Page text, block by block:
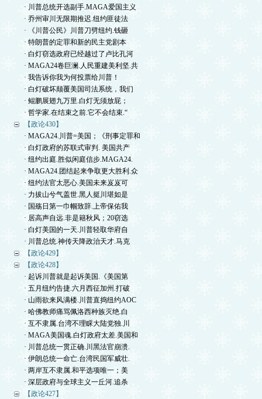
· 川普总统开选副手.MAGA爱国主义
· 乔州审川无限期推迟.纽约匪徒法
· 《川普公民》川普刀劈纽约.钱砸
· 特朗普的定罪和新的民主党剧本
· 白灯窃选政府已经越过了卢比孔河
· MAGA24卷巨澜.人民重建美利坚.共
· 我告诉你我为何投票给川普！
· 白灯破坏颠覆美国司法系统，我们
· 鲲鹏展翅九万里.白灯无须放屁；
· 哲学家.在结束之前.它不会结束.“
【政论430】
· MAGA24.川普=美国；《刑事定罪和
· 白灯政府的苏联式审判. 美国共产
· 纽约出庭.胜似闲庭信步.MAGA24.
· MAGA24.团结起来争取更大胜利.众
· 纽约法官太恶心.美国未来岌岌可
· 力拔山兮气盖世.黑人挺川堪如是
· 国殇日第一巾帼致辞.上帝保佑我
· 居高声自远.非是籍秋风；20窃选
· 白灯美国的一天.川普轻取华府自
· 川普总统.神传天降政治天才.马克
【政论429】
【政论428】
· 起诉川普就是起诉美国.《美国第
· 五月纽约告捷.六月西征加州.打破
· 山雨欲来风满楼.川普直捣纽约AOC
· 哈佛教师痛骂佩洛西种族灭绝.白
· 互不隶属.台湾不理睬大陆党独.川
· MAGA美国魂.白灯政府太差.美国和
· 川普总统一贯正确.川黑法官崩溃.
· 伊朗总统一命亡.台湾民国军威壮.
· 两岸互不隶属.和平选项唯一；美
· 深层政府与全球主义一丘河.追杀
【政论427】